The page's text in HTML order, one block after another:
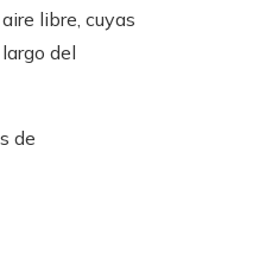
libre, cuyas
del
de